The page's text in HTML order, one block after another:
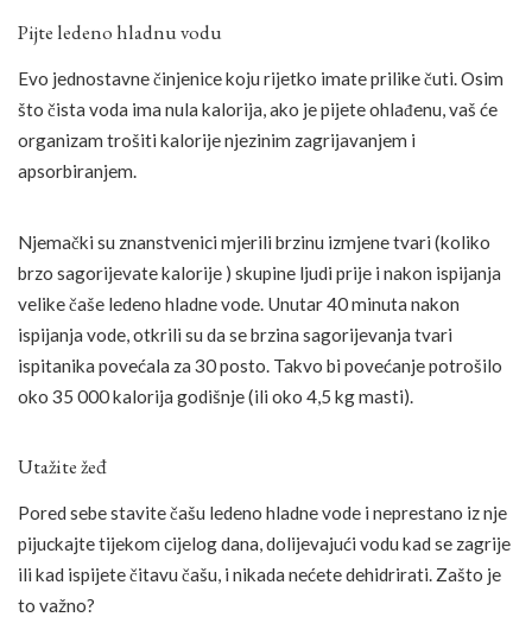
Pijte ledeno hladnu vodu
Evo jednostavne činjenice koju rijetko imate prilike čuti. Osim
što čista voda ima nula kalorija, ako je pijete ohlađenu, vaš će
organizam trošiti kalorije njezinim zagrijavanjem i
apsorbiranjem.
Njemački su znanstvenici mjerili brzinu izmjene tvari (koliko
brzo sagorijevate kalorije ) skupine ljudi prije i nakon ispijanja
velike čaše ledeno hladne vode. Unutar 40 minuta nakon
ispijanja vode, otkrili su da se brzina sagorijevanja tvari
ispitanika povećala za 30 posto. Takvo bi povećanje potrošilo
oko 35 000 kalorija godišnje (ili oko 4,5 kg masti).
Utažite žeđ
Pored sebe stavite čašu ledeno hladne vode i neprestano iz nje
pijuckajte tijekom cijelog dana, dolijevajući vodu kad se zagrije
ili kad ispijete čitavu čašu, i nikada nećete dehidrirati. Zašto je
to važno?